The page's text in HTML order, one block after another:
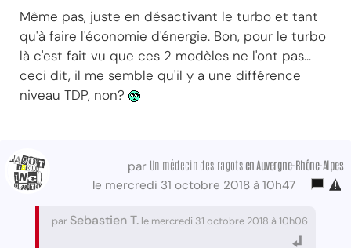
Même pas, juste en désactivant le turbo et tant
qu'à faire l'économie d'énergie. Bon, pour le turbo
là c'est fait vu que ces 2 modèles ne l'ont pas...
ceci dit, il me semble qu'il y a une différence
niveau TDP, non?
par Un médecin des ragots en Auvergne-Rhône-Alpes
le mercredi 31 octobre 2018 à 10h47
par Sebastien T. le mercredi 31 octobre 2018 à 10h06